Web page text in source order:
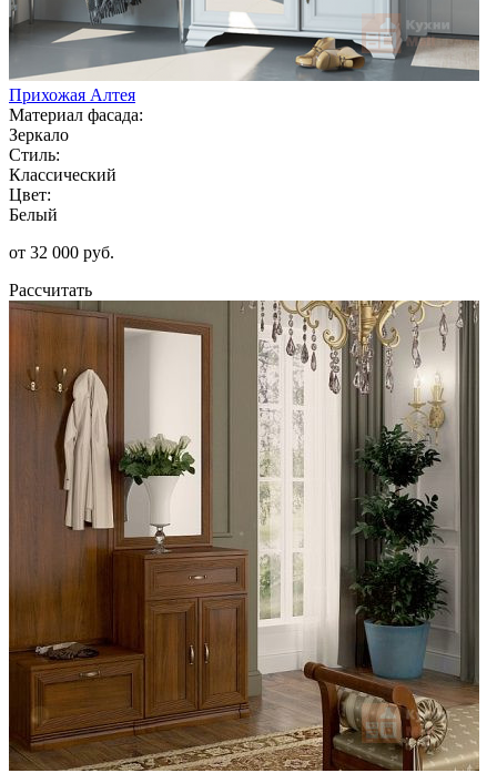
Прихожая Алтея
Материал фасада:
Зеркало
Стиль:
Классический
Цвет:
Белый
от 32 000 руб.
Рассчитать